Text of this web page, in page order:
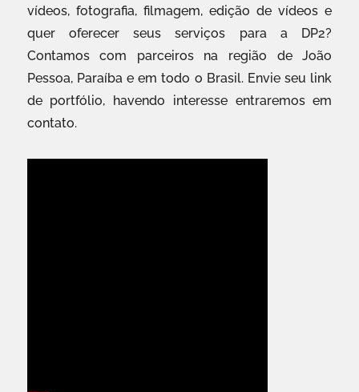
vídeos, fotografia, filmagem, edição de vídeos e
quer oferecer seus serviços para a DP2?
Contamos com parceiros na região de João
Pessoa, Paraíba e em todo o Brasil. Envie seu link
de portfólio, havendo interesse entraremos em
contato.